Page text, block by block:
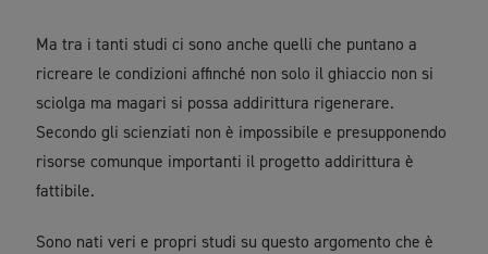
Ma tra i tanti studi ci sono anche quelli che puntano a
ricreare le condizioni affinché non solo il ghiaccio non si
sciolga ma magari si possa addirittura rigenerare.
Secondo gli scienziati non è impossibile e presupponendo
risorse comunque importanti il progetto addirittura è
fattibile.
Sono nati veri e propri studi su questo argomento che è